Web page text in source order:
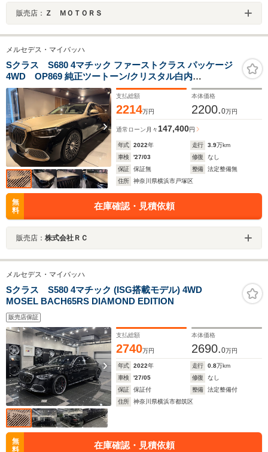
販売店： Ｚ ＭＯＴＯＲＳ
メルセデス・マイバッハ
Sクラス S680 4マチック ファーストクラス パッケージ
4WD OP869 純正ツートーン/クリスタル白内
装/21AW/1stクラス/Burmester4D/オニキスブラック・カ
ラハリゴールド
支払総額
2214万円
本体価格
2200.0万円
通常ローン 月々 147,400円
年式 2022年 走行 3.9万km
車検
'27/03 修復
なし
保証
保証無 整備
法定整備無
住所
神奈川県横浜市戸塚区
無
料
在庫確認・見積依頼
販売店： 株式会社ＲＣ
メルセデス・マイバッハ
Sクラス S580 4マチック (ISG搭載モデル) 4WD
MOSEL BACH65RS DIAMOND EDITION
販売店保証
支払総額
2740万円
本体価格
2690.0万円
年式 2022年 走行 0.8万km
車検
'27/05 修復
なし
保証
保証付 整備
法定整備付
住所
神奈川県横浜市都筑区
無
料
在庫確認・見積依頼